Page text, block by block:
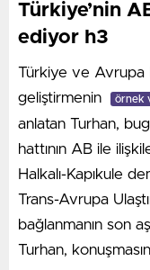
Türkiye’nin
ediyor h3
Türkiye ve Avrupa
geliştirmenin
örnek
anlatan Turhan,
hattının AB ile
Halkalı-Kapıkule
Trans-Avrupa
bağlanmanın son
Turhan,